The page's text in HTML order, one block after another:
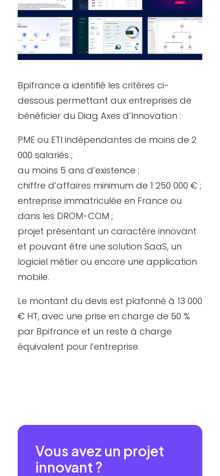
Bpifrance a identifié les critères ci-
dessous permettant aux entreprises de
bénéficier du Diag Axes d’Innovation :
PME ou ETI indépendantes de moins de 2
000 salariés ;
au moins 5 ans d’existence ;
chiffre d’affaires minimum de 1 250 000 € ;
entreprise immatriculée en France ou
dans les DROM-COM ;
projet présentant un caractère innovant
et pouvant être une solution SaaS, un
logiciel métier ou encore une application
mobile.
Le montant du devis est plafonné à 13 000
€ HT, avec une prise en charge de 50 %
par Bpifrance et un reste à charge
équivalent pour l’entreprise.
Vous avez un projet
innovant ?